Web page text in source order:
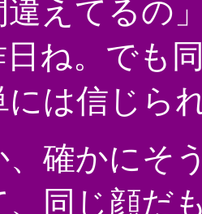
違えてるの
日ね。でも
には信じら
、確かにそ
同じ顔だ